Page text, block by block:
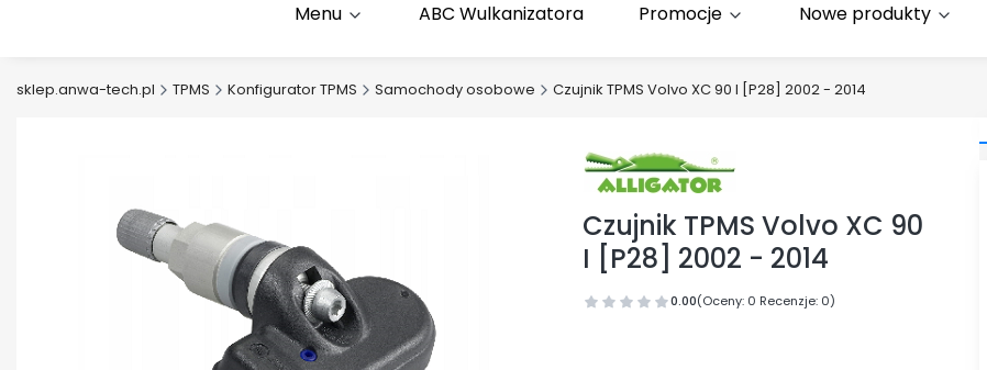
Menu ABC Wulkanizatora Promocje Nowe produkty
sklep.anwa-tech.pl TPMS Konfigurator TPMS Samochody osobowe Czujnik TPMS Volvo XC 90 I [P28] 2002 - 2014
Czujnik TPMS Volvo XC 90
I [P28] 2002 - 2014
0.00(Oceny: 0 Recenzje: 0)